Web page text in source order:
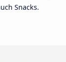
Snacks.